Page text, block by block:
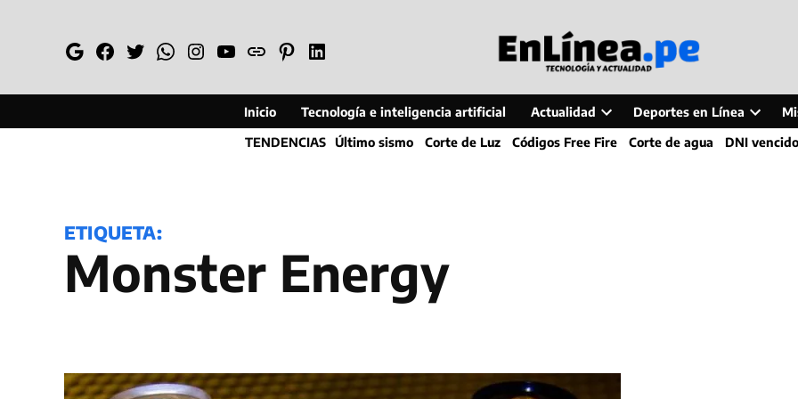
GoogleFacebook
TwitterWhatsapp
Instagram
YouTube
WebPinterestLinkedin
Inicio Tecnología e inteligencia artificial Actualidad
Open
dropdown
Deportes en Línea
Open
dropdown
TENDENCIAS Último sismo Corte de Luz Códigos Free Fire Corte de agua DNI vencido
ETIQUETA:
Monster Energy